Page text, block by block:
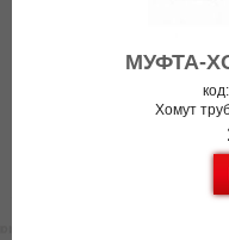
МУФТА-
Хомут